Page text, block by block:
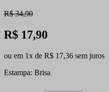
R$ 34,90
R$ 17,90
ou em 1x de R$ 17,36 sem juros
Estampa: Brisa